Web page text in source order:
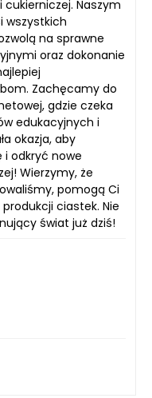
Naszym
wszystkich
na sprawne
oraz dokonanie
Zachęcamy do
gdzie czeka
edukacyjnych i
okazja, aby
odkryć nowe
Wierzymy, że
pomogą Ci
ciastek. Nie
świat już dziś!